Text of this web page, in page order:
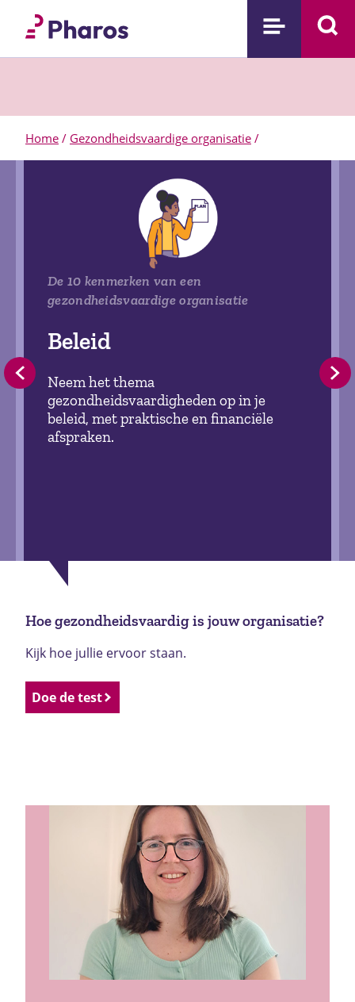
Home / Gezondheidsvaardige organisatie /
De 10 kenmerken van een
gezondheidsvaardige organisatie
Beleid
Neem het thema
gezondheidsvaardigheden op in je
beleid, met praktische en financiële
afspraken.
Hoe gezondheidsvaardig is jouw organisatie?
Kijk hoe jullie ervoor staan.
Doe de test